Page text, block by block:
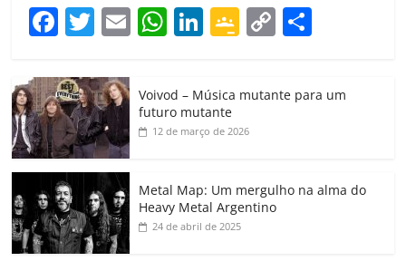
F
c
e
b
o
o
k
T
itt
er
E
ai
W
at
s
A
p
Li
k
e
dI
G
gl
e
a
ss
C
y
k
p
h
Voivod – Música mutante para um
futuro mutante
12 de março de 2026
Metal Map: Um mergulho na alma do
Heavy Metal Argentino
24 de abril de 2025